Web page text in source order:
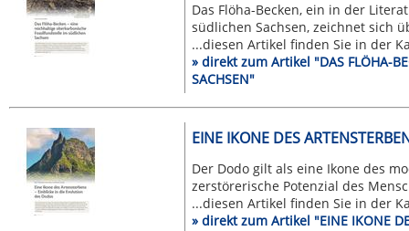
Das Flöha-Becken, ein in der
südlichen Sachsen, zeichnet sich
...diesen Artikel finden Sie in der
» direkt zum Artikel "DAS FLÖHA-
SACHSEN"
EINE IKONE DES
Der Dodo gilt als eine Ikone des
zerstörerische Potenzial des
...diesen Artikel finden Sie in der
» direkt zum Artikel "EINE IKONE